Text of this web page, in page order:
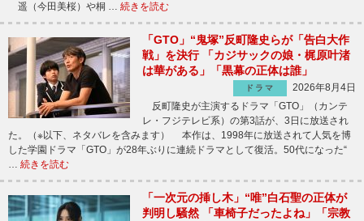
遥（今田美桜）や桐 … 続きを読む
「GTO」“鬼塚”反町隆史らが「告白大作
戦」を決行 「カジサックの娘・梶原叶渚
は華がある」「黒幕の正体は誰」
ドラマ
2026年8月4日
反町隆史が主演するドラマ「GTO」（カンテ
レ・フジテレビ系）の第3話が、3日に放送され
た。（※以下、ネタバレを含みます） 本作は、1998年に放送されて人気を博
した学園ドラマ「GTO」が28年ぶりに連続ドラマとして復活。50代になった“
… 続きを読む
「一次元の挿し木」“唯”白石聖の正体が
判明し騒然 「車椅子だったよね」「宗教